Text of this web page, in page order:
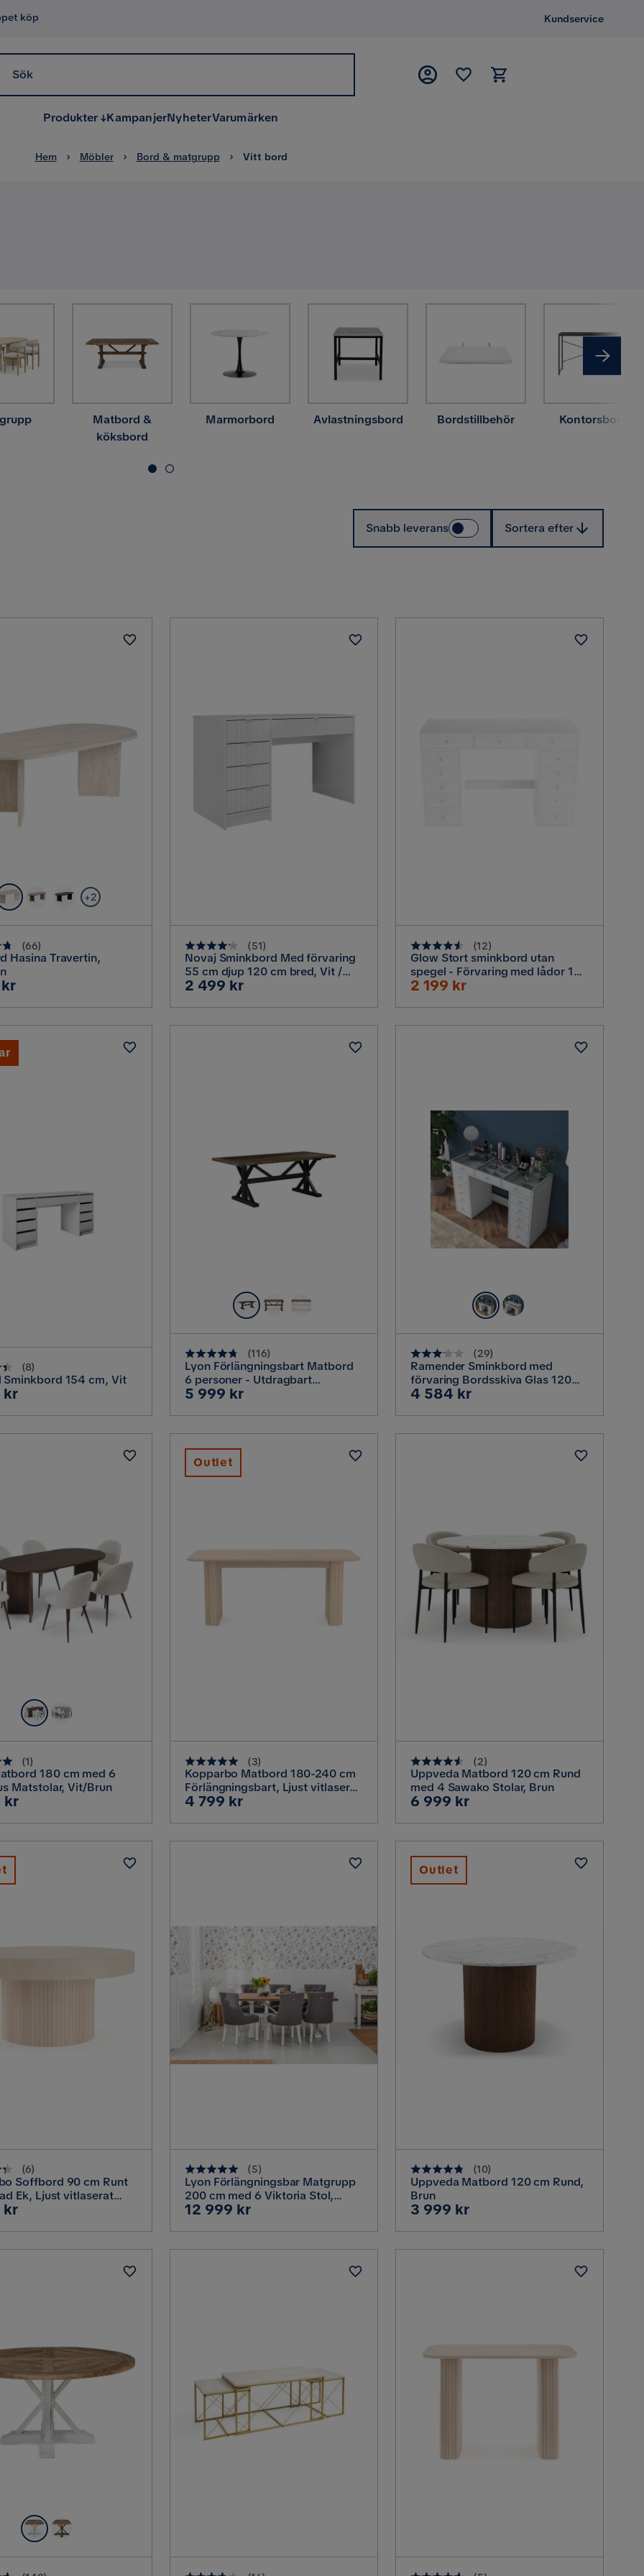
köp Kundservice
Sök
Produkter KampanjerNyheterVarumärken
Hem Möbler Bord & matgrupp Vitt bord
Matbord &
köksbord
Marmorbord Avlastningsbord Bordstillbehör Kontorsbord
Snabb leverans Sortera efter
+2
(66)
Hasina Travertin,
(51)
Novaj Sminkbord Med förvaring
55 cm djup 120 cm bred, Vit /
Mässing Handtag
Pris
2 499 kr
(12)
Glow Stort sminkbord utan
spegel - Förvaring med lådor 120
cm, Vit
Rabatterat
2 199 kr
(8)
Sminkbord 154 cm, Vit
kr
(116)
Lyon Förlängningsbart Matbord
6 personer - Utdragbart
plankbord 200 cm, Natur/Svart
Pris
5 999 kr
(29)
Ramender Sminkbord med
förvaring Bordsskiva Glas 120
cm, Vit
Pris
4 584 kr
(1)
180 cm med 6
Matstolar, Vit/Brun
kr
(3)
Kopparbo Matbord 180-240 cm
Förlängningsbart, Ljust vitlaserat
ekträ
Pris
4 799 kr
Outlet
(2)
Uppveda Matbord 120 cm Rund
med 4 Sawako Stolar, Brun
Pris
6 999 kr
(6)
Soffbord 90 cm Runt
Ek, Ljust vitlaserat
kr
(5)
Lyon Förlängningsbar Matgrupp
200 cm med 6 Viktoria Stol,
Natur/Vit/Grå
Pris
12 999 kr
(10)
Uppveda Matbord 120 cm Rund,
Brun
Pris
3 999 kr
Outlet